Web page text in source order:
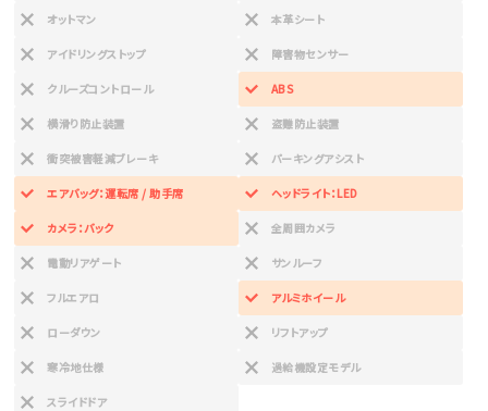
オットマン 本革シート
アイドリングストップ 障害物センサー
クルーズコントロール ABS
横滑り防止装置 盗難防止装置
衝突被害軽減ブレーキ パーキングアシスト
エアバッグ：運転席 / 助手席 ヘッドライト：LED
カメラ：バック 全周囲カメラ
電動リアゲート サンルーフ
フルエアロ アルミホイール
ローダウン リフトアップ
寒冷地仕様 過給機設定モデル
スライドドア